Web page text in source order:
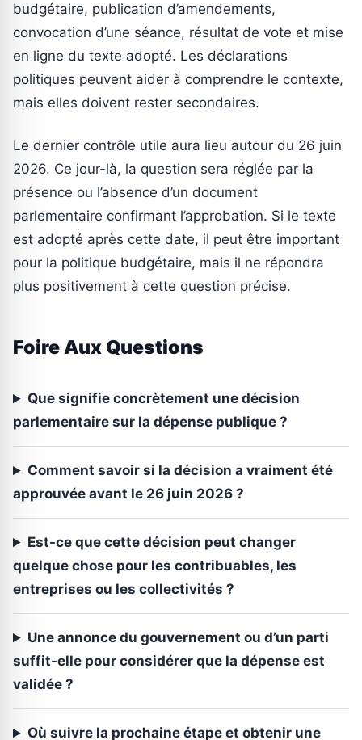
budgétaire, publication d’amendements,
convocation d’une séance, résultat de vote et mise
en ligne du texte adopté. Les déclarations
politiques peuvent aider à comprendre le contexte,
mais elles doivent rester secondaires.
Le dernier contrôle utile aura lieu autour du 26 juin
2026. Ce jour-là, la question sera réglée par la
présence ou l’absence d’un document
parlementaire confirmant l’approbation. Si le texte
est adopté après cette date, il peut être important
pour la politique budgétaire, mais il ne répondra
plus positivement à cette question précise.
Foire Aux Questions
Que signifie concrètement une décision
parlementaire sur la dépense publique ?
Comment savoir si la décision a vraiment été
approuvée avant le 26 juin 2026 ?
Est-ce que cette décision peut changer
quelque chose pour les contribuables, les
entreprises ou les collectivités ?
Une annonce du gouvernement ou d’un parti
suffit-elle pour considérer que la dépense est
validée ?
Où suivre la prochaine étape et obtenir une